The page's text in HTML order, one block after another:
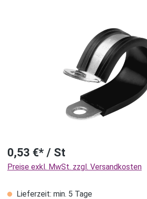
0,53 €* / St
Preise exkl. MwSt. zzgl. Versandkosten
Lieferzeit: min. 5 Tage